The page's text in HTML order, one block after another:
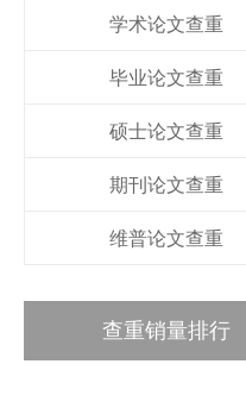
学术论文查重
毕业论文查重
硕士论文查重
期刊论文查重
维普论文查重
查重销量排行